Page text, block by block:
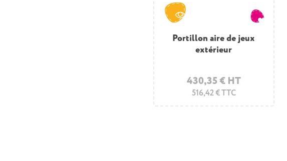
Portillon aire de jeux
extérieur
430,35 € HT
516,42 € TTC